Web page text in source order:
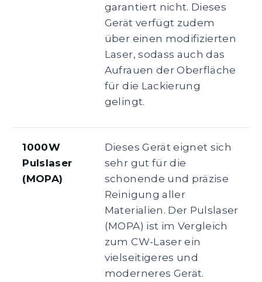
garantiert nicht. Dieses
Gerät verfügt zudem
über einen modifizierten
Laser, sodass auch das
Aufrauen der Oberfläche
für die Lackierung
gelingt.
1000W
Pulslaser
(MOPA)
Dieses Gerät eignet sich
sehr gut für die
schonende und präzise
Reinigung aller
Materialien. Der Pulslaser
(MOPA) ist im Vergleich
zum CW-Laser ein
vielseitigeres und
moderneres Gerät.